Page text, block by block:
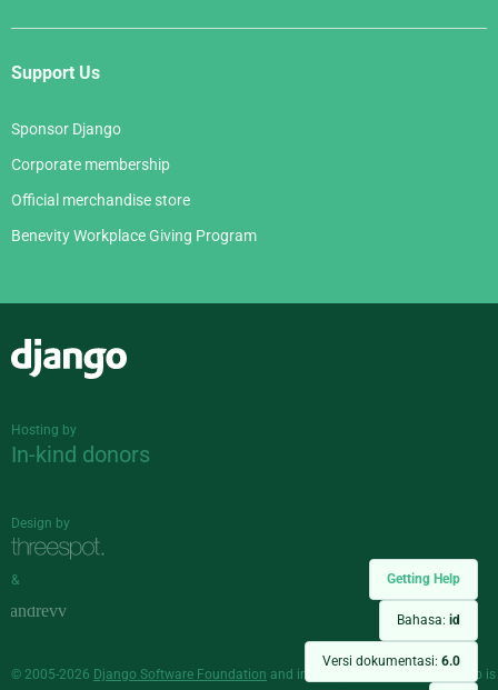
Getting Help
Bahasa: id
Versi dokumentasi: 6.0
Support Us
Sponsor Django
Corporate membership
Official merchandise store
Benevity Workplace Giving Program
Hosting by
In-kind donors
Design by
&
© 2005-2026 Django Software Foundation and individual contributors. Django is